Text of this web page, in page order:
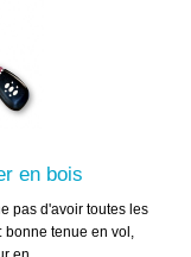
en bois
pas d'avoir toutes les
tenue en vol,
en...